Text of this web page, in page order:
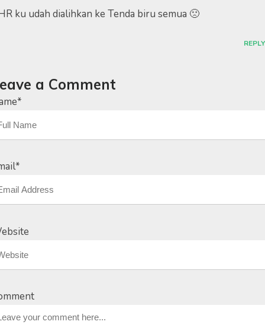
ku udah dialihkan ke Tenda biru semua 🙁
REPLY
a Comment
*
*